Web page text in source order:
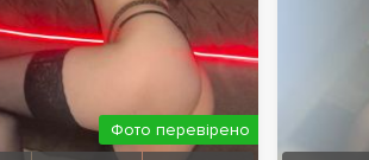
Фото перевірено